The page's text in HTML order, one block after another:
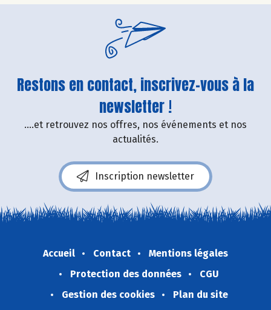
Restons en contact, inscrivez-vous à la
newsletter !
....et retrouvez nos offres, nos événements et nos
actualités.
Inscription newsletter
Accueil Contact
Mentions légales
Protection des données
CGU
Gestion des cookies
Plan du site